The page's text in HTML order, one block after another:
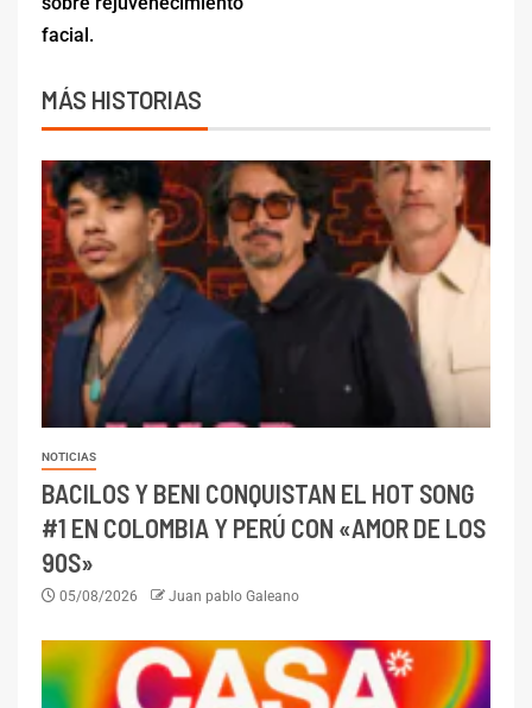
facial.
MÁS HISTORIAS
NOTICIAS
BACILOS Y BENI CONQUISTAN EL HOT SONG
#1 EN COLOMBIA Y PERÚ CON «AMOR DE LOS
90S»
05/08/2026 Juan pablo Galeano